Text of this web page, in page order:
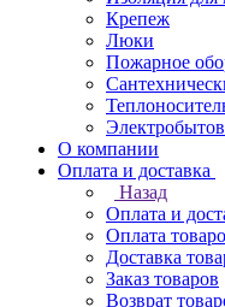
Крепеж
Люки
Пожарное
О компании
Оплата и доставка
Назад
Оплата и
Оплата
Доставка
Заказ товаров
Возврат